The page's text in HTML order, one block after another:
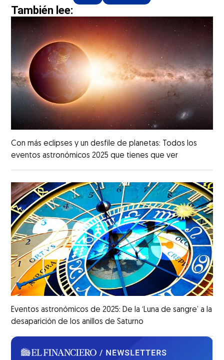
También lee:
Con más eclipses y un desfile de planetas: Todos los
eventos astronómicos 2025 que tienes que ver
Eventos astronómicos de 2025: De la ‘Luna de sangre’ a la
desaparición de los anillos de Saturno